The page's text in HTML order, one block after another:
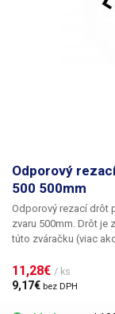
Odporový
500 500mm
Odporový rezací drôt
zvaru 500mm. Drôt je
túto zváračku (viac
11,28€ / ks
9,17€ bez DPH